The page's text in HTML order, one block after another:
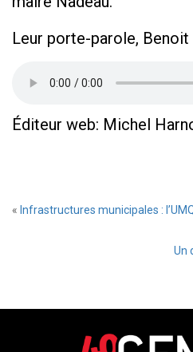
Leur porte-parole, Benoit
Éditeur web: Michel
« Infrastructures municipales :
Un